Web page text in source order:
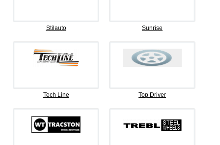
Stilauto Sunrise
Tech Line Top Driver